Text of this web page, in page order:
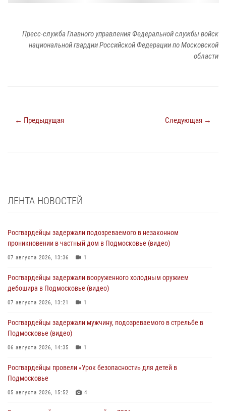
Пресс-служба Главного управления Федеральной службы войск
национальной гвардии Российской Федерации по Московской
области
← Предыдущая Следующая →
ЛЕНТА НОВОСТЕЙ
Росгвардейцы задержали подозреваемого в незаконном
проникновении в частный дом в Подмосковье (видео)
07 августа 2026, 13:36 1
Росгвардейцы задержали вооруженного холодным оружием
дебошира в Подмосковье (видео)
07 августа 2026, 13:21 1
Росгвардейцы задержали мужчину, подозреваемого в стрельбе в
Подмосковье (видео)
06 августа 2026, 14:35 1
Росгвардейцы провели «Урок безопасности» для детей в
Подмосковье
05 августа 2026, 15:52 4